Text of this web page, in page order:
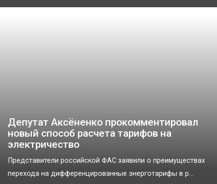
Депутат Аксёненко прокомментировал
новый способ расчета тарифов на
электричество
Представители российской ФАС заявили о преимуществах
перехода на дифференцированные энерготарифы в р...